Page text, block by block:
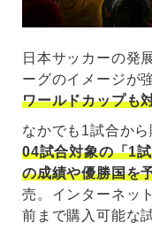
日本サッカーの発
ーグのイメージが
ワールドカップも
なかでも1試合か
04試合対象の「1
の成績や優勝国を
売。インターネッ
前まで購入可能な